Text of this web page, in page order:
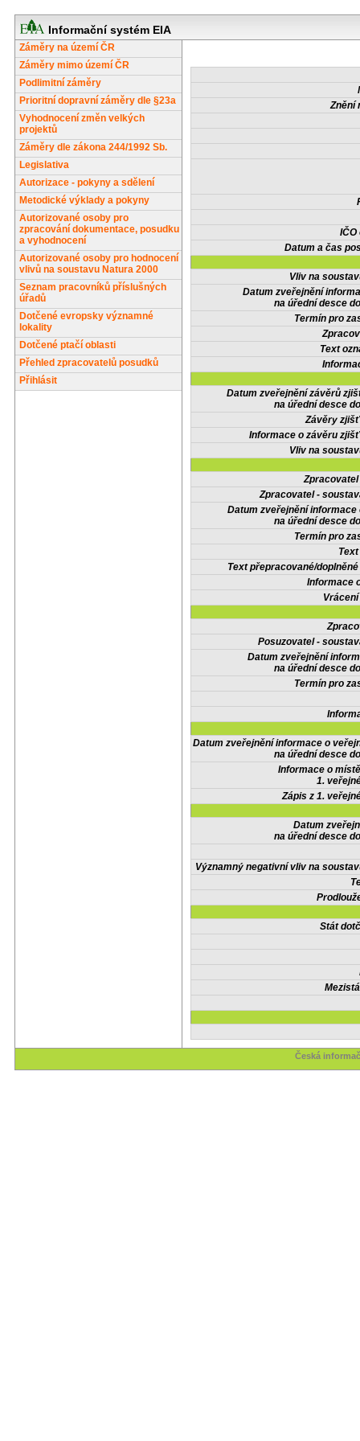
Informační systém EIA
Záměry na území ČR
Záměry mimo území ČR
Podlimitní záměry
Prioritní dopravní záměry dle §23a
Vyhodnocení změn velkých
projektů
Záměry dle zákona 244/1992 Sb.
Legislativa
Autorizace - pokyny a sdělení
Metodické výklady a pokyny
Autorizované osoby pro
zpracování dokumentace, posudku
a vyhodnocení
Autorizované osoby pro hodnocení
vlivů na soustavu Natura 2000
Seznam pracovníků příslušných
úřadů
Dotčené evropsky významné
lokality
Dotčené ptačí oblasti
Přehled zpracovatelů posudků
Přihlásit
Znění
IČO
Datum a čas
Vliv na
Datum zveřejnění
na úřední desce
Termín pro
Text
Datum zveřejnění závěrů
na úřední desce
Závěry
Informace o závěru
Vliv na
Zpracovatel -
Datum zveřejnění informace
na úřední desce
Termín pro
Text přepracované/
Informace
Posuzovatel -
Datum zveřejnění
na úřední desce
Termín pro
Datum zveřejnění informace o
na úřední desce
Informace o
1.
Zápis z 1.
Datum
na úřední desce
Významný negativní vliv na
Stát
Česká